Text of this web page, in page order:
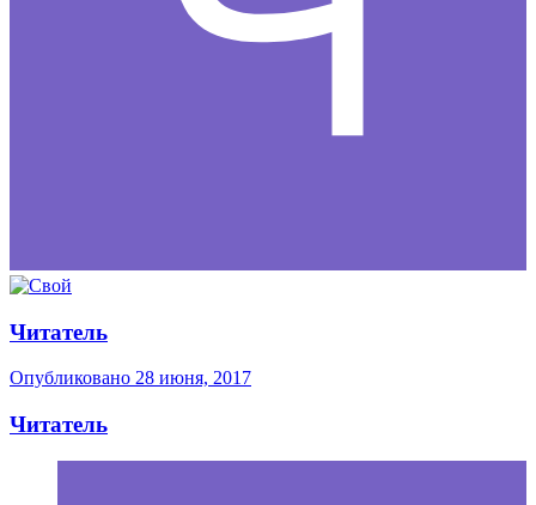
Читатель
Опубликовано 28 июня, 2017
Читатель